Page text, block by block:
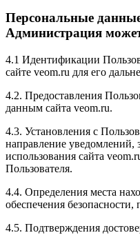
Персональные
Администрация
4.1 Идентификации
сайте veom.ru для его
4.2. Предоставления
данным сайта veom.ru.
4.3. Установления с
направление уведомлений,
использования сайта
Пользователя.
4.4. Определения места
обеспечения
4.5. Подтверждения